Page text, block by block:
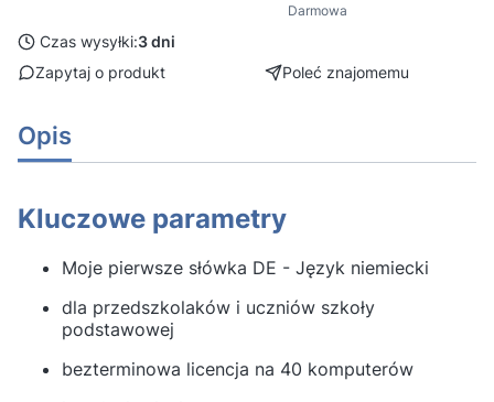
Darmowa
Czas wysyłki:3 dni
Zapytaj o produkt
Poleć znajomemu
Opis
Kluczowe parametry
Moje pierwsze słówka DE - Język niemiecki
dla przedszkolaków i uczniów szkoły
podstawowej
bezterminowa licencja na 40 komputerów